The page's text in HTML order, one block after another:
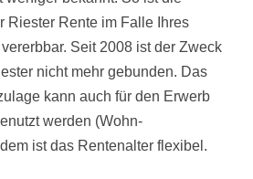
Riester Rente im Falle Ihres
Seit 2008 ist der Zweck
nicht mehr gebunden. Das
kann auch für den Erwerb
werden (Wohn-
ist das Rentenalter flexibel.